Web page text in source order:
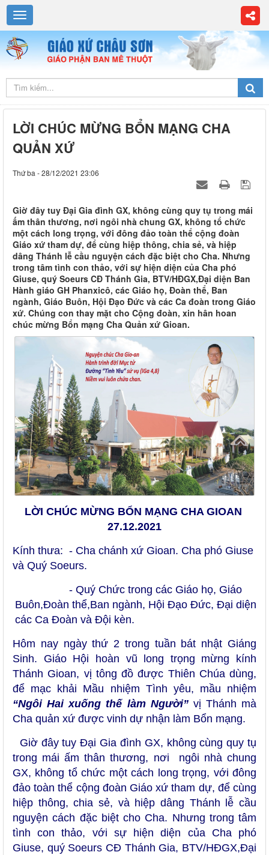
LỜI CHÚC MỪNG BỔN MẠNG CHA
QUẢN XỨ
Thứ ba - 28/12/2021 23:06
Giờ đây tuy Đại Gia đình GX, không cùng quy tụ trong mái
ấm thân thương, nơi ngôi nhà chung GX, không tổ chức
một cách long trọng, với đông đảo toàn thể cộng đoàn
Giáo xứ tham dự, để cùng hiệp thông, chia sẻ, và hiệp
dâng Thánh lễ cầu nguyện cách đặc biệt cho Cha. Nhưng
trong tâm tình con thảo, với sự hiện diện của Cha phó
Giuse, quý Soeurs CĐ Thánh Gia, BTV/HĐGX,Đại diện Ban
Hành giáo GH Phanxicô, các Giáo họ, Đoàn thể, Ban
ngành, Giáo Buôn, Hội Đạo Đức và các Ca đoàn trong Giáo
xứ. Chúng con thay mặt cho Cộng đoàn, xin hân hoan
chúc mừng Bổn mạng Cha Quản xứ Gioan.
LỜI CHÚC MỪNG BỔN MẠNG CHA GIOAN
27.12.2021
Kính thưa: - Cha chánh xứ Gioan. Cha phó Giuse
và Quý Soeurs.
- Quý Chức trong các Giáo họ, Giáo
Buôn,Đoàn thể,Ban ngành, Hội Đạo Đức, Đại diện
các Ca Đoàn và Đội kèn.
Hôm nay ngày thứ 2 trong tuần bát nhật Giáng
Sinh. Giáo Hội hoàn vũ long trọng mừng kính
Thánh Gioan, vị tông đồ được Thiên Chúa dùng,
để mạc khải Mầu nhiệm Tình yêu, mầu nhiệm
“Ngôi Hai xuống thế làm Người”vị Thánh mà
Cha quản xứ được vinh dự nhận làm Bổn mạng.
Giờ đây tuy Đại Gia đình GX, không cùng quy tụ
trong mái ấm thân thương, nơi ngôi nhà chung
GX, không tổ chức một cách long trọng, với đông
đảo toàn thể cộng đoàn Giáo xứ tham dự, để cùng
hiệp thông, chia sẻ, và hiệp dâng Thánh lễ cầu
nguyện cách đặc biệt cho Cha. Nhưng trong tâm
tình con thảo, với sự hiện diện của Cha phó
Giuse, quý Soeurs CĐ Thánh Gia, BTV/HĐGX,Đại